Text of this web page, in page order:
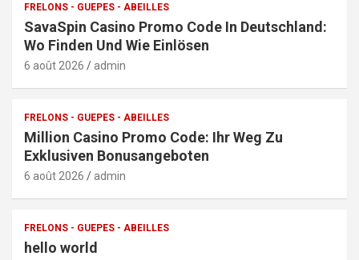
FRELONS - GUEPES - ABEILLES
SavaSpin Casino Promo Code In Deutschland:
Wo Finden Und Wie Einlösen
6 août 2026 admin
FRELONS - GUEPES - ABEILLES
Million Casino Promo Code: Ihr Weg Zu
Exklusiven Bonusangeboten
6 août 2026 admin
FRELONS - GUEPES - ABEILLES
hello world